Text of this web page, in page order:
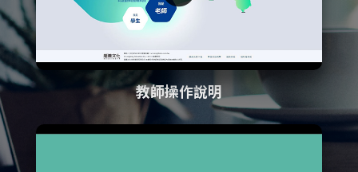
教師操作說明